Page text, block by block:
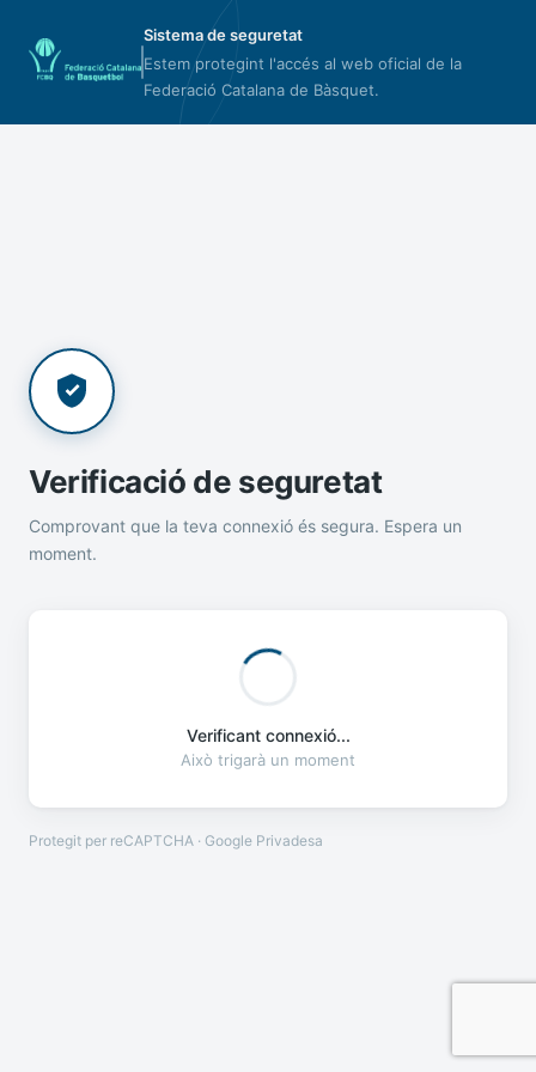
Sistema de seguretat
Estem protegint l'accés al web oficial de la
Federació Catalana de Bàsquet.
Verificació de seguretat
Comprovant que la teva connexió és segura. Espera un
moment.
Verificant connexió...
Això trigarà un moment
Protegit per reCAPTCHA · Google Privadesa